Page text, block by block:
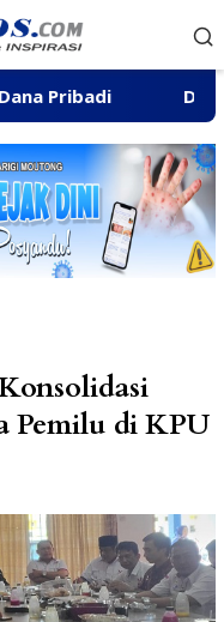
Dibanjiri
Pemilu di KPU